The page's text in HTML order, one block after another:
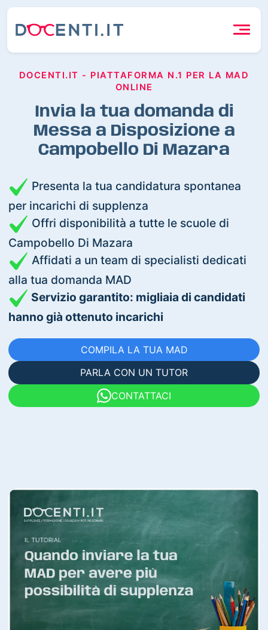
DOCENTI.IT - PIATTAFORMA N.1 PER LA MAD
ONLINE
Invia la tua domanda di
Messa a Disposizione a
Campobello Di Mazara
Presenta la tua candidatura spontanea
per incarichi di supplenza
Offri disponibilità a tutte le scuole di
Campobello Di Mazara
Affidati a un team di specialisti dedicati
alla tua domanda MAD
Servizio garantito: migliaia di candidati
hanno già ottenuto incarichi
COMPILA LA TUA MAD
PARLA CON UN TUTOR
CONTATTACI